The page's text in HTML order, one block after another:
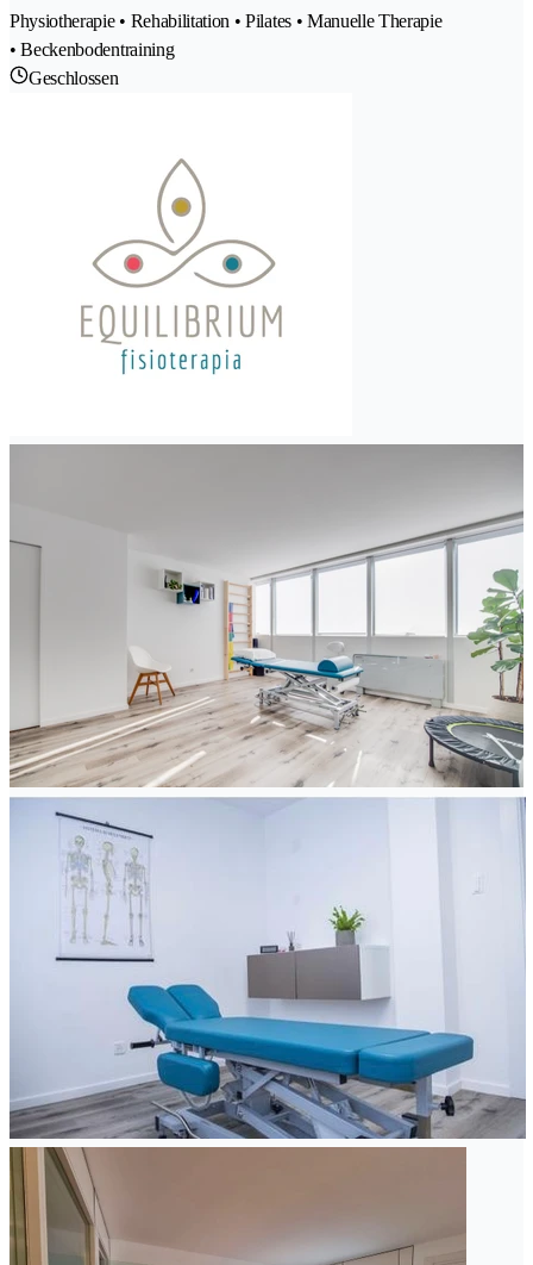
Physiotherapie • Rehabilitation • Pilates • Manuelle Therapie
• Beckenbodentraining
Geschlossen